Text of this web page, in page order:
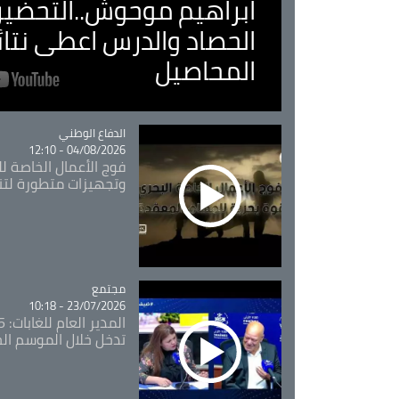
ابراهيم
الحصاد والدرس اعطى
المحاصيل
Catégorie
الدفاع الوطني
04/08/2026 - 12:10
فوج الأعمال الخاصة
وتجهيزات متطورة
Catégorie
مجتمع
23/07/2026 - 10:18
تدخل خلال الموسم